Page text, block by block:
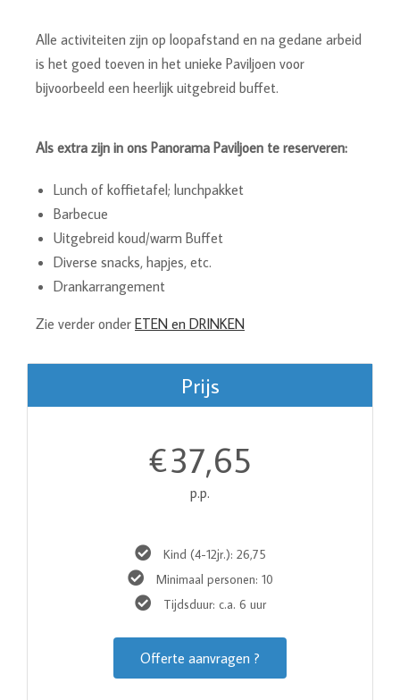
Alle activiteiten zijn op loopafstand en na gedane arbeid
is het goed toeven in het unieke Paviljoen voor
bijvoorbeeld een heerlijk uitgebreid buffet.
Als extra zijn in ons Panorama Paviljoen te reserveren:
Lunch of koffietafel; lunchpakket
Barbecue
Uitgebreid koud/warm Buffet
Diverse snacks, hapjes, etc.
Drankarrangement
Zie verder onder ETEN en DRINKEN
Prijs
€37,65
p.p.
Kind (4-12jr.): 26,75
Minimaal personen: 10
Tijdsduur: c.a. 6 uur
Offerte aanvragen ?